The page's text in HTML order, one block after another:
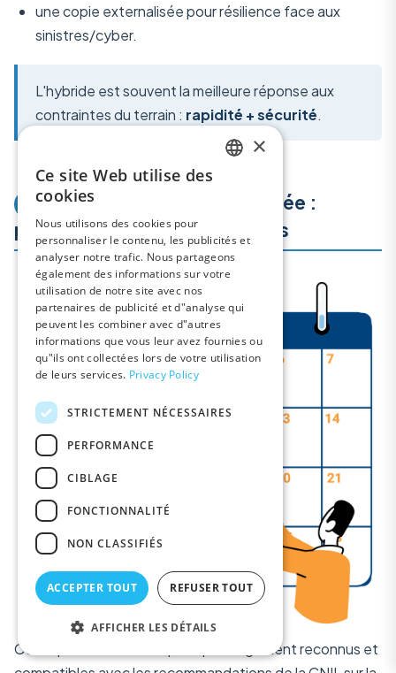
une copie externalisée pour résilience face aux
sinistres/cyber.
L'hybride est souvent la meilleure réponse aux
contraintes du terrain : rapidité + sécurité.
Architecture recommandée :
principes concrets, vérifiables
Cette partie décrit des principes largement reconnus et
ENGLISH
SPANISH
ITALIAN
GERMAN
PORTUGUESE
DUTCH
ROMANIAN
×
Ce site Web utilise des
cookies
Nous utilisons des cookies pour
personnaliser le contenu, les publicités et
analyser notre trafic. Nous partageons
également des informations sur votre
utilisation de notre site avec nos
partenaires de publicité et d"analyse qui
peuvent les combiner avec d"autres
informations que vous leur avez fournies ou
qu"ils ont collectées lors de votre utilisation
de leurs services. Privacy Policy
STRICTEMENT NÉCESSAIRES
PERFORMANCE
CIBLAGE
FONCTIONNALITÉ
NON CLASSIFIÉS
ACCEPTER TOUT REFUSER TOUT
AFFICHER LES DÉTAILS